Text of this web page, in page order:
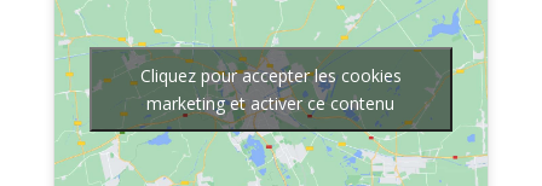
Cliquez pour accepter les cookies
marketing et activer ce contenu